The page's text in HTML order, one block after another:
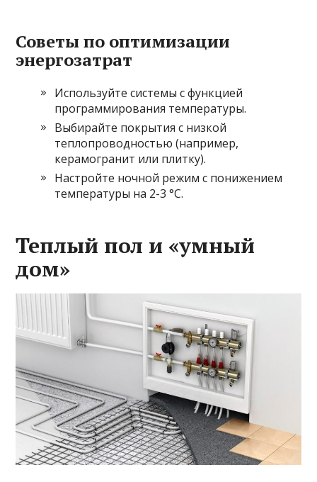
Советы по оптимизации
энергозатрат
Используйте системы с функцией
программирования температуры.
Выбирайте покрытия с низкой
теплопроводностью (например,
керамогранит или плитку).
Настройте ночной режим с понижением
температуры на 2-3 °C.
Теплый пол и «умный
дом»